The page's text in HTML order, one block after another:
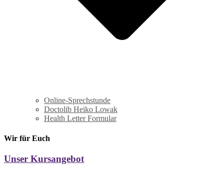
Online-Sprechstunde
Doctolib Heiko Lowak
Health Letter Formular
Wir für Euch
Unser Kursangebot